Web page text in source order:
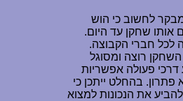
לחשוב כי הוש
אותו שחקן עד היום.
לכל חברי הקבוצה.
רוצה ומסוגל
פעולה אפשריות
בהחלט ייתכן כי
את הנכונות למצוא